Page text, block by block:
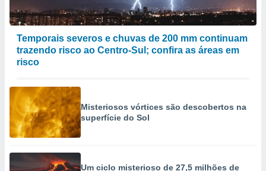
Temporais severos e chuvas de 200 mm continuam
trazendo risco ao Centro-Sul; confira as áreas em
risco
Misteriosos vórtices são descobertos na
superfície do Sol
Um ciclo misterioso de 27,5 milhões de